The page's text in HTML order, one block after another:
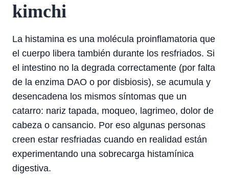
kimchi
La histamina es una molécula proinflamatoria que
el cuerpo libera también durante los resfriados. Si
el intestino no la degrada correctamente (por falta
de la enzima DAO o por disbiosis), se acumula y
desencadena los mismos síntomas que un
catarro: nariz tapada, moqueo, lagrimeo, dolor de
cabeza o cansancio. Por eso algunas personas
creen estar resfriadas cuando en realidad están
experimentando una sobrecarga histamínica
digestiva.